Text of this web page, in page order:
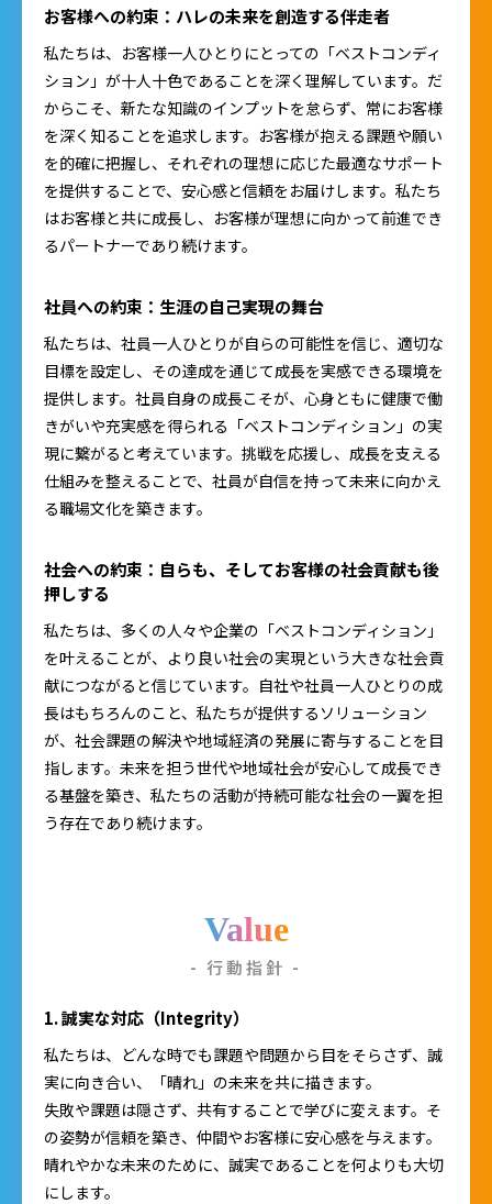
お客様への約束：ハレの未来を創造する伴走者
私たちは、お客様一人ひとりにとっての「ベストコンディ
ション」が十人十色であることを深く理解しています。だ
からこそ、新たな知識のインプットを怠らず、常にお客様
を深く知ることを追求します。お客様が抱える課題や願い
を的確に把握し、それぞれの理想に応じた最適なサポート
を提供することで、安心感と信頼をお届けします。私たち
はお客様と共に成長し、お客様が理想に向かって前進でき
るパートナーであり続けます。
社員への約束：生涯の自己実現の舞台
私たちは、社員一人ひとりが自らの可能性を信じ、適切な
目標を設定し、その達成を通じて成長を実感できる環境を
提供します。社員自身の成長こそが、心身ともに健康で働
きがいや充実感を得られる「ベストコンディション」の実
現に繋がると考えています。挑戦を応援し、成長を支える
仕組みを整えることで、社員が自信を持って未来に向かえ
る職場文化を築きます。
社会への約束：自らも、そしてお客様の社会貢献も後
押しする
私たちは、多くの人々や企業の「ベストコンディション」
を叶えることが、より良い社会の実現という大きな社会貢
献につながると信じています。自社や社員一人ひとりの成
長はもちろんのこと、私たちが提供するソリューション
が、社会課題の解決や地域経済の発展に寄与することを目
指します。未来を担う世代や地域社会が安心して成長でき
る基盤を築き、私たちの活動が持続可能な社会の一翼を担
う存在であり続けます。
Value
- 行動指針 -
1. 誠実な対応（Integrity）
私たちは、どんな時でも課題や問題から目をそらさず、誠
実に向き合い、「晴れ」の未来を共に描きます。
失敗や課題は隠さず、共有することで学びに変えます。そ
の姿勢が信頼を築き、仲間やお客様に安心感を与えます。
晴れやかな未来のために、誠実であることを何よりも大切
にします。